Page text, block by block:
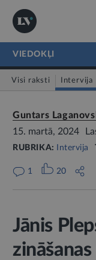
VIEDOKĻI
Visi raksti Intervija
Guntars
15. martā, 2024
RUBRIKA: Intervija
1 20
Jānis